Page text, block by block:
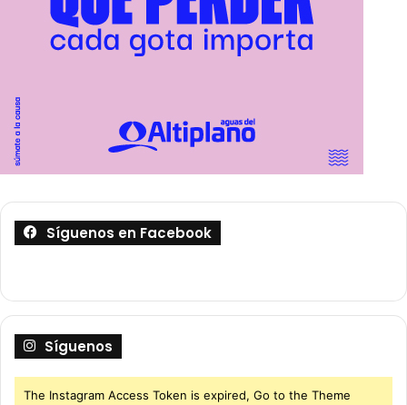
Síguenos en Facebook
Síguenos
The Instagram Access Token is expired, Go to the Theme